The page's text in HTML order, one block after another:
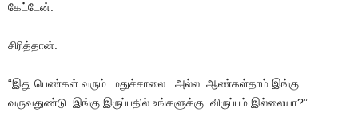
கேட்டேன்.
சிரித்தான்.
“இது பெண்கள் வரும் மதுச்சாலை அல்ல. ஆண்கள்தாம் இங்கு
வருவதுண்டு. இங்கு இருப்பதில் உங்களுக்கு விருப்பம் இல்லையா?”